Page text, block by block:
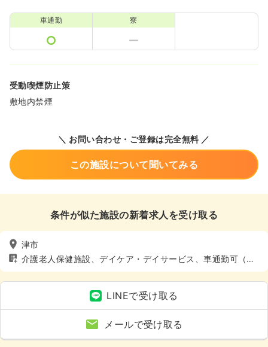
車通勤 寮
受動喫煙防止策
敷地内禁煙
＼ お問い合わせ・ご登録は完全無料 ／
この施設について聞いてみる
条件が似た施設の新着求人を受け取る
津市
介護老人保健施設、デイケア・デイサービス、車通勤可（駐
車場有）
LINEで受け取る
メールで受け取る